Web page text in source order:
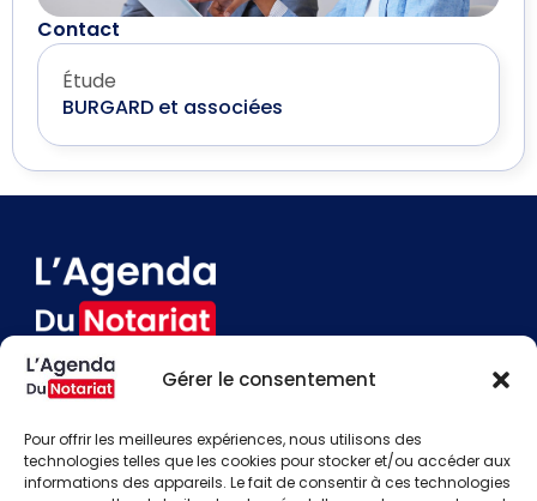
Gérer le consentement
Pour offrir les meilleures expériences, nous utilisons des
technologies telles que les cookies pour stocker et/ou accéder aux
informations des appareils. Le fait de consentir à ces technologies
Contact
Étude
BURGARD et associées
Contact
Besoin d'aide